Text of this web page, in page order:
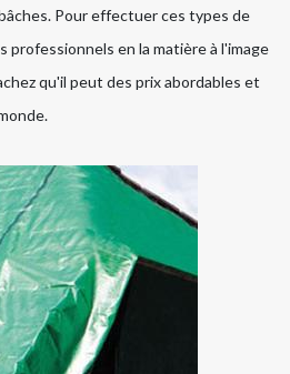
Pour effectuer ces types de
professionnels en la matière à l'image
qu'il peut des prix abordables et